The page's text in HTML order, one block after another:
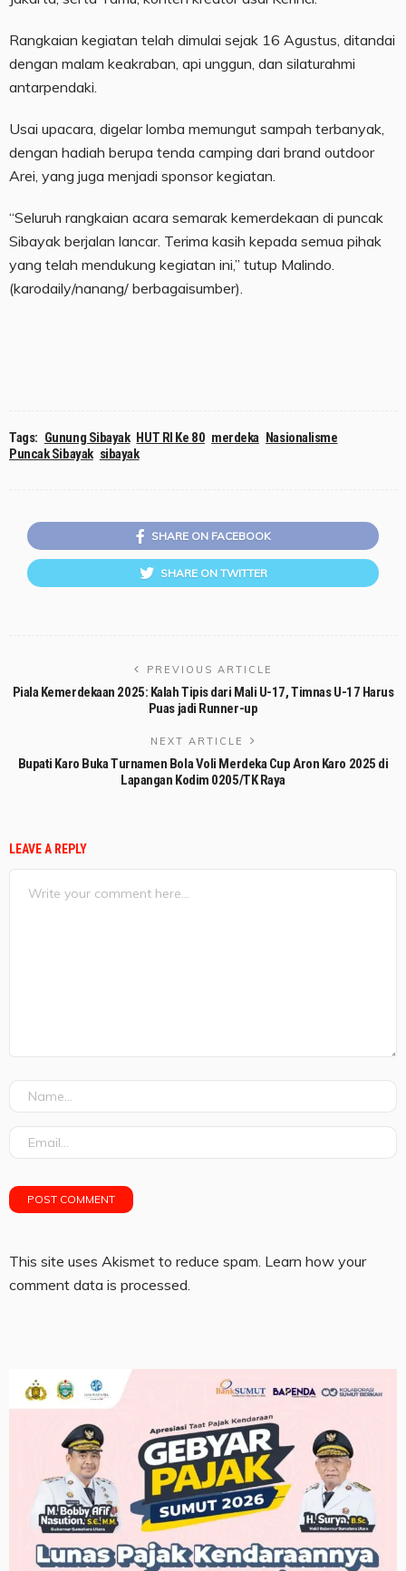
Rangkaian kegiatan telah dimulai sejak 16 Agustus, ditandai
dengan malam keakraban, api unggun, dan silaturahmi
antarpendaki.
Usai upacara, digelar lomba memungut sampah terbanyak,
dengan hadiah berupa tenda camping dari brand outdoor
Arei, yang juga menjadi sponsor kegiatan.
“Seluruh rangkaian acara semarak kemerdekaan di puncak
Sibayak berjalan lancar. Terima kasih kepada semua pihak
yang telah mendukung kegiatan ini,” tutup Malindo.
(karodaily/nanang/ berbagaisumber).
Tags: Gunung Sibayak HUT RI Ke 80 merdeka Nasionalisme
Puncak Sibayak sibayak
SHARE ON FACEBOOK
SHARE ON TWITTER
PREVIOUS ARTICLE
Piala Kemerdekaan 2025: Kalah Tipis dari Mali U-17, Timnas U-17 Harus
Puas jadi Runner-up
NEXT ARTICLE
Bupati Karo Buka Turnamen Bola Voli Merdeka Cup Aron Karo 2025 di
Lapangan Kodim 0205/TK Raya
LEAVE A REPLY
This site uses Akismet to reduce spam. Learn how your
comment data is processed.